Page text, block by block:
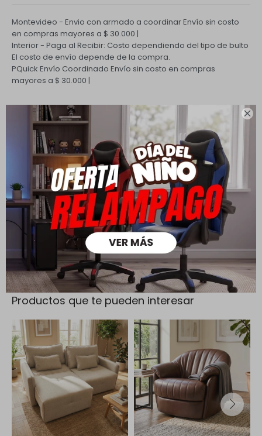

Montevideo - Envio con armado a coordinarEnvío sin costo
en compras mayores a $ 30.000 |
Interior - Paga al Recibir: Costo dependiendo del tipo de bulto
El costo de envío depende de la compra.
PQuick Envío Coordinado Envío sin costo en compras
mayores a $ 30.000 |
Cambios y Devoluciones
Todas las compras realizadas tienen un plazo de 5 días para
su cambio.
Ver mas
Medios de pago
Productos que te pueden interesar